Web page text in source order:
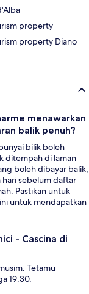
property
property Diano
menawarkan
balik penuh?
bilik boleh
ditempah di laman
boleh dibayar balik,
sebelum daftar
Pastikan untuk
untuk mendapatkan
- Cascina di
Tetamu
19:30.